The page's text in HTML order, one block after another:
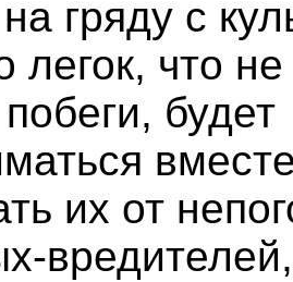
гряду с
легок, что
будет
их от